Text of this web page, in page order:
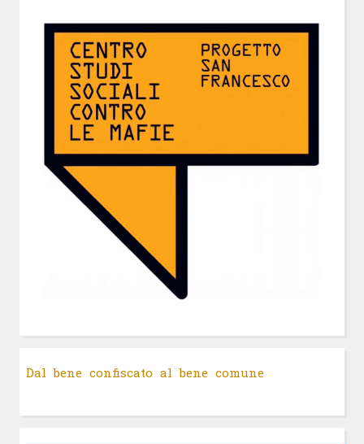
Dal bene confiscato al bene comune